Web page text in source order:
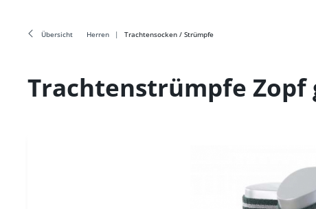
Übersicht Herren Trachtensocken / Strümpfe
Trachtenstrümpfe Zopf